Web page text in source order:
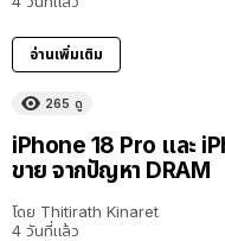
อ่านเพิ่มเติม
265 ดู
iPhone 18 Pro และ
ขาย จากปัญหา DRAM
โดย Thitirath Kinaret
4 วันที่แล้ว